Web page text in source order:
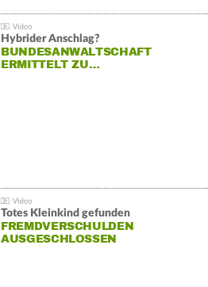
Hybrider Anschlag?
BUNDESANWALTSCHAFT
ERMITTELT ZU…
Totes Kleinkind gefunden
FREMDVERSCHULDEN
AUSGESCHLOSSEN